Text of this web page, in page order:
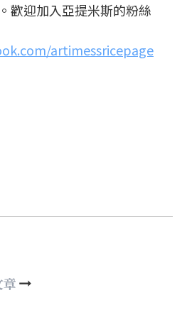
歡迎加入亞提米斯的粉絲
artimessricepage